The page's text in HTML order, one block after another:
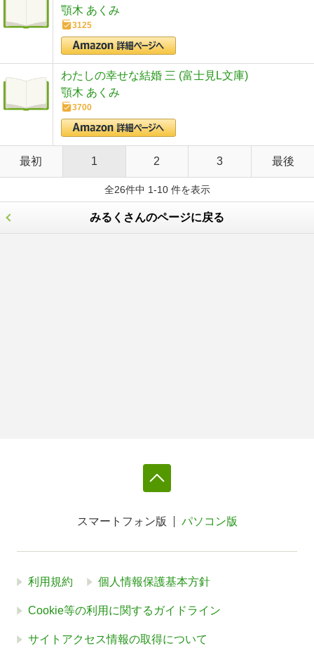
顎木 あくみ
3125
わたしの幸せな結婚 三 (富士見L文庫)
顎木 あくみ
3700
最初 1 2 3 最後
全26件中 1-10 件を表示
みるくさんのページに戻る
スマートフォン版 パソコン版
利用規約 個人情報保護基本方針
Cookie等の利用に関するガイドライン
サイトアクセス情報の取得について